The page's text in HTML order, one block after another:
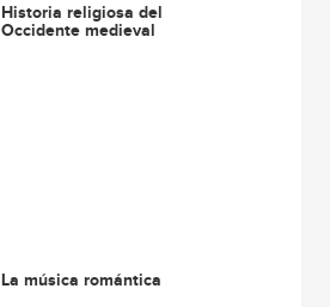
Historia religiosa del
Occidente medieval
La música romántica